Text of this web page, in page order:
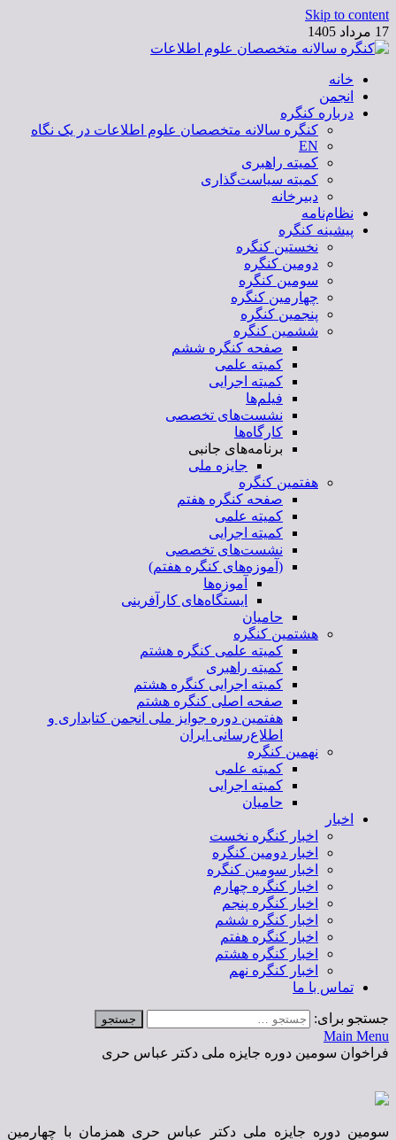
Skip to content
17 مرداد 1405
کنگره سالانه متخصصان علوم اطلاعات
خانه
انجمن
درباره کنگره
کنگره سالانه متخصصان علوم اطلاعات در یک نگاه
EN
کمیته راهبری
کمیته سیاست‌گذاری
دبیرخانه
نظام‌نامه
پیشینه کنگره
نخستین کنگره
دومین کنگره
سومین کنگره
چهارمین کنگره
پنجمین کنگره
ششمین کنگره
صفحه کنگره ششم
کمیته علمی
کمیته اجرایی
فیلم‌ها
نشست‌های تخصصی
کارگاه‌ها
برنامه‌های جانبی
جایزه ملی
هفتمین کنگره
صفحه کنگره هفتم
کمیته علمی
کمیته اجرایی
نشست‌های تخصصی
(آموزه‌های کنگره هفتم)
آموزه‌ها
ایستگاه‌های کارآفرینی
حامیان
هشتمین کنگره
کمیته علمی کنگره هشتم
کمیته راهبری
کمیته اجرایی کنگره هشتم
صفحه اصلی کنگره هشتم
هفتمین دوره جوایز ملی انجمن کتابداری و
اطلاع‌رسانی ایران
نهمین کنگره
کمیته علمی
کمیته اجرایی
حامیان
اخبار
اخبار کنگره نخست
اخبار دومین کنگره
اخبار سومین کنگره
اخبار کنگره چهارم
اخبار کنگره پنجم
اخبار کنگره ششم
اخبار کنگره هفتم
اخبار کنگره هشتم
اخبار کنگره نهم
تماس با ما
جستجو برای:
Main Menu
فراخوان سومین دوره جایزه ملی دکتر عباس حری
سومین دوره جایزه ملی دکتر عباس حری همزمان با چهارمین